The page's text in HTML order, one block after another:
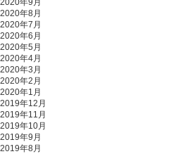
2020年9月
2020年8月
2020年7月
2020年6月
2020年5月
2020年4月
2020年3月
2020年2月
2020年1月
2019年12月
2019年11月
2019年10月
2019年9月
2019年8月